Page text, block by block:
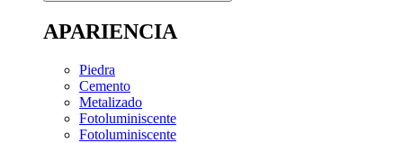
APARIENCIA
Piedra
Cemento
Metalizado
Fotoluminiscente
Fotoluminiscente